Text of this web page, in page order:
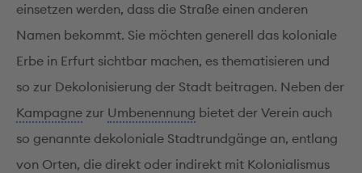
einsetzen werden, dass die Straße einen anderen
Namen bekommt. Sie möchten generell das koloniale
Erbe in Erfurt sichtbar machen, es thematisieren und
so zur Dekolonisierung der Stadt beitragen. Neben der
Kampagne zur Umbenennung bietet der Verein auch
so genannte dekoloniale Stadtrundgänge an, entlang
von Orten, die direkt oder indirekt mit Kolonialismus